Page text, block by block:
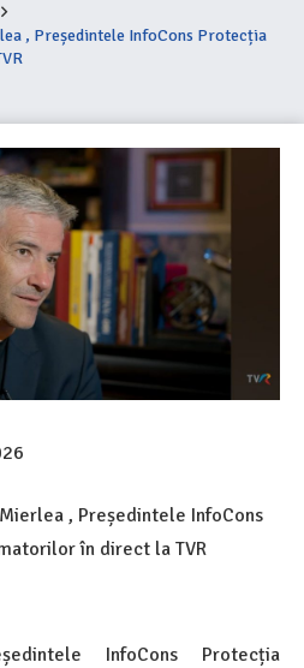
, Președintele InfoCons Protecția
, Președintele InfoCons
în direct la TVR
InfoCons Protecția